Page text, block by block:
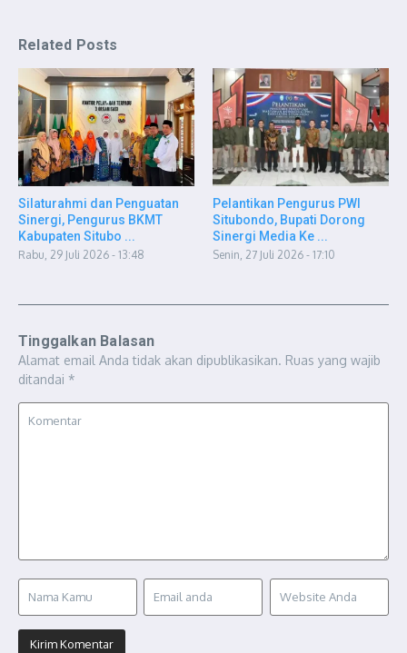
Related Posts
Silaturahmi dan Penguatan
Sinergi, Pengurus BKMT
Kabupaten Situbo ...
Rabu, 29 Juli 2026 - 13:48
Pelantikan Pengurus PWI
Situbondo, Bupati Dorong
Sinergi Media Ke ...
Senin, 27 Juli 2026 - 17:10
Tinggalkan Balasan
Alamat email Anda tidak akan dipublikasikan. Ruas yang wajib
ditandai *